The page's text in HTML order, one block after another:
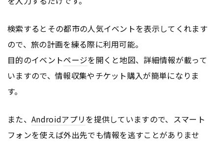
検索するとその都市の人気イベントを表示してくれます
ので、旅の計画を練る際に利用可能。
目的のイベントページを開くと地図、詳細情報が載って
いますので、情報収集やチケット購入が簡単になりま
す。
また、 Androidアプリを提供していますので、スマート
フォンを使えば外出先でも情報を逃すことがありませ